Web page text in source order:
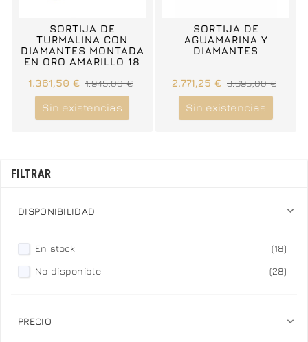
SORTIJA DE
TURMALINA CON
DIAMANTES MONTADA
EN ORO AMARILLO 18
1.361,50 € 1.945,00 €
Sin existencias
SORTIJA DE
AGUAMARINA Y
DIAMANTES
2.771,25 € 3.695,00 €
Sin existencias
FILTRAR
DISPONIBILIDAD 
En stock
(18)
No disponible
(28)
PRECIO 